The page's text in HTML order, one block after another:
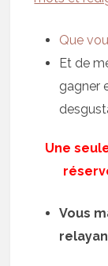
Que
Et de
gagner
Une
Vous